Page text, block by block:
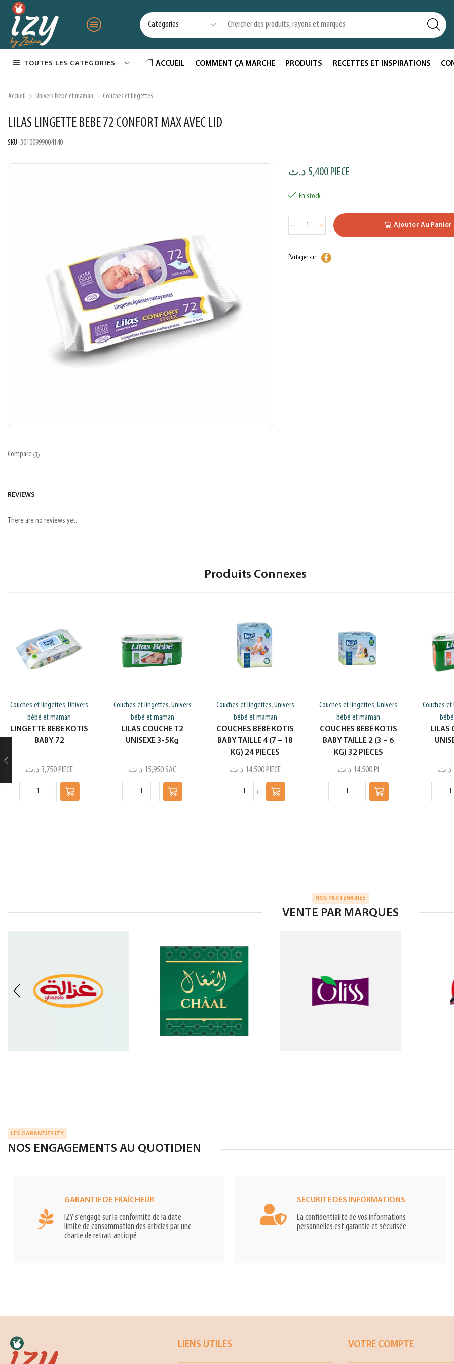
TOUTES LES CATÉGORIES ACCUEIL COMMENT ÇA MARCHE PRODUITS RECETTES ET INSPIRATIONS
Accueil Univers bébé et maman Couches et lingettes
LILAS LINGETTE BEBE 72 CONFORT MAX AVEC LID
SKU: 30100999004140
Compare
5,400 د.ت PIECE
En stock
Ajouter Au Panier
Partager sur :
REVIEWS
There are no reviews yet.
Produits Connexes
Couches et lingettes,Univers
bébé et maman
LINGETTE BEBE KOTIS
BABY 72
3,750 د.ت PIECE
Couches et lingettes, Univers
bébé et maman
LILAS COUCHE T2
UNISEXE 3-5Kg
15,950 د.ت SAC
Couches et lingettes, Univers
bébé et maman
COUCHES BÉBÉ KOTIS
BABY TAILLE 4 (7 – 18
KG) 24 PIÈCES
14,500 د.ت PIECE
Couches et lingettes,Univers
bébé et maman
COUCHES BÉBÉ KOTIS
BABY TAILLE 2 (3 – 6
KG) 32 PIÈCES
14,500 د.ت PI
Couches
LILAS
د.ت
NOS PARTENAIRES
VENTE PAR MARQUES
LES GARANTIES IZY
NOS ENGAGEMENTS AU QUOTIDIEN
GARANTIE DE FRAÎCHEUR
IZY s'engage sur la conformité de la date
limite de consommation des articles par une
charte de retrait anticipé
SÉCURITÉ DES INFORMATIONS
La confidentialité de vos informations
personnelles est garantie et sécurisée
LIENS UTILES VOTRE COMPTE